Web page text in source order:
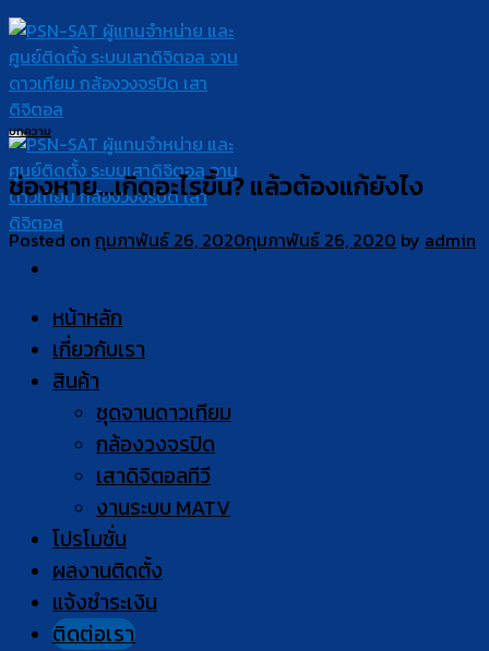
Skip
to
content
หน้าหลัก
เกี่ยวกับเรา
สินค้า
ชุดจานดาวเทียม
กล้องวงจรปิด
เสาดิจิตอลทีวี
งานระบบ MATV
โปรโมชั่น
ผลงานติดตั้ง
แจ้งชำระเงิน
ติดต่อเรา
บทความ
ช่องหาย…เกิดอะไรขึ้น? แล้วต้องแก้ยังไง
Posted on กุมภาพันธ์ 26, 2020กุมภาพันธ์ 26, 2020 by admin